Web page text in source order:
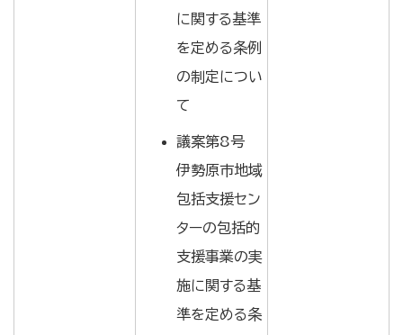
に関する基準
を定める条例
の制定につい
て
議案第8号
伊勢原市地域
包括支援セン
ターの包括的
支援事業の実
施に関する基
準を定める条